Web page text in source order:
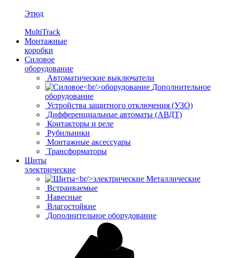
Этюд
MultiTrack
Монтажные
коробки
Силовое
оборудование
Автоматические выключатели
Дополнительное
оборудование
Устройства защитного отключения (УЗО)
Дифференциальные автоматы (АВДТ)
Контакторы и реле
Рубильники
Монтажные аксессуары
Трансформаторы
Щиты
электрические
Металлические
Встраиваемые
Навесные
Влагостойкие
Дополнительное оборудование